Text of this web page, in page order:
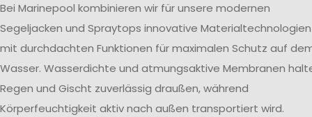
Bei Marinepool kombinieren wir für unsere modernen
Segeljacken und Spraytops innovative Materialtechnologien
mit durchdachten Funktionen für maximalen Schutz auf
Wasser. Wasserdichte und atmungsaktive Membranen
Regen und Gischt zuverlässig draußen, während
Körperfeuchtigkeit aktiv nach außen transportiert wird.